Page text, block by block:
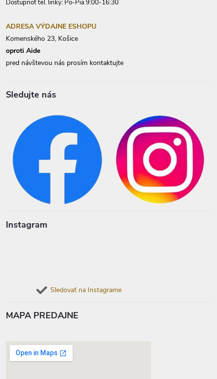
Dostupnoť tel. linky: Po-Pia 9:00-16:30
ADRESA VÝDAJNE ESHOPU
Komenského 23, Košice
oproti Aide
pred návštevou nás prosím kontaktujte
Sledujte nás
Instagram
Sledovať na Instagrame
MAPA PREDAJNE